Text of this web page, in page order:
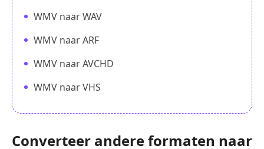
WMV naar WAV
WMV naar ARF
WMV naar AVCHD
WMV naar VHS
Converteer andere formaten naar